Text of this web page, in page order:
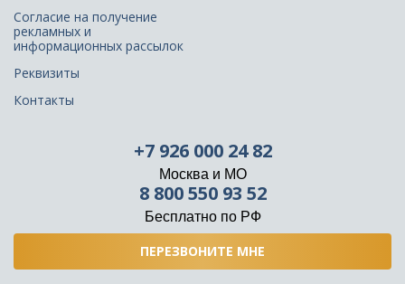
Согласие на получение
рекламных и
информационных рассылок
Реквизиты
Контакты
+7 926 000 24 82
Москва и МО
8 800 550 93 52
Бесплатно по РФ
ПЕРЕЗВОНИТЕ МНЕ